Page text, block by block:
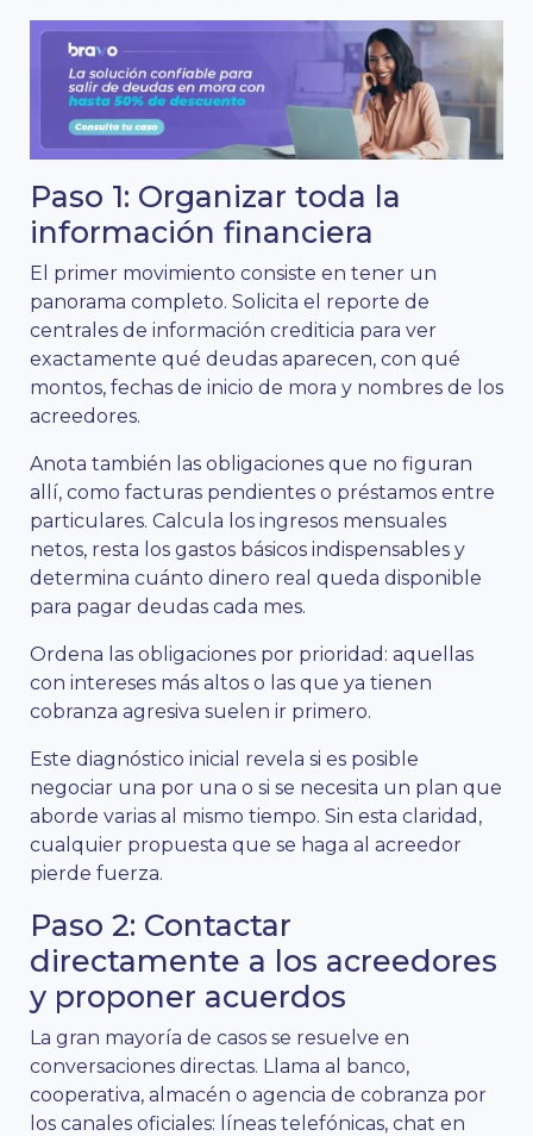
Paso 1: Organizar toda la
información financiera
El primer movimiento consiste en tener un
panorama completo. Solicita el reporte de
centrales de información crediticia para ver
exactamente qué deudas aparecen, con qué
montos, fechas de inicio de mora y nombres de los
acreedores.
Anota también las obligaciones que no figuran
allí, como facturas pendientes o préstamos entre
particulares. Calcula los ingresos mensuales
netos, resta los gastos básicos indispensables y
determina cuánto dinero real queda disponible
para pagar deudas cada mes.
Ordena las obligaciones por prioridad: aquellas
con intereses más altos o las que ya tienen
cobranza agresiva suelen ir primero.
Este diagnóstico inicial revela si es posible
negociar una por una o si se necesita un plan que
aborde varias al mismo tiempo. Sin esta claridad,
cualquier propuesta que se haga al acreedor
pierde fuerza.
Paso 2: Contactar
directamente a los acreedores
y proponer acuerdos
La gran mayoría de casos se resuelve en
conversaciones directas. Llama al banco,
cooperativa, almacén o agencia de cobranza por
los canales oficiales: líneas telefónicas, chat en